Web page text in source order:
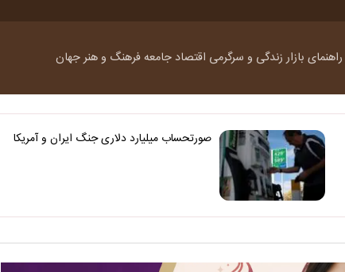
راهنمای بازارزندگی و سرگرمی اقتصاد جامعهفرهنگ و هنرجهان
صورتحساب میلیارد دلاری جنگ ایران و آمریکا